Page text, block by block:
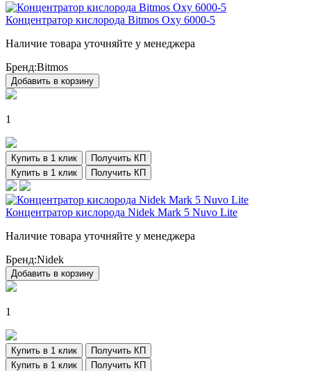
Концентратор кислорода Bitmos Oxy 6000-5
Наличие товара уточняйте у менеджера
Бренд:Bitmos
Добавить в корзину
1
Купить в 1 клик
Получить КП
Купить в 1 клик
Получить КП
Концентратор кислорода Nidek Mark 5 Nuvo Lite
Наличие товара уточняйте у менеджера
Бренд:Nidek
Добавить в корзину
1
Купить в 1 клик
Получить КП
Купить в 1 клик
Получить КП